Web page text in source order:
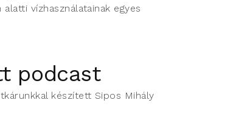
vízhasználatainak egyes
podcast
készített Sipos Mihály